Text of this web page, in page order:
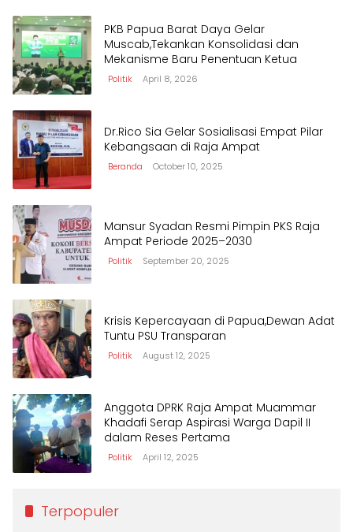
PKB Papua Barat Daya Gelar
Muscab,Tekankan Konsolidasi dan
Mekanisme Baru Penentuan Ketua
Politik April 8, 2026
Dr.Rico Sia Gelar Sosialisasi Empat Pilar
Kebangsaan di Raja Ampat
Beranda October 10, 2025
Mansur Syadan Resmi Pimpin PKS Raja
Ampat Periode 2025–2030
Politik September 20, 2025
Krisis Kepercayaan di Papua,Dewan Adat
Tuntu PSU Transparan
Politik August 12, 2025
Anggota DPRK Raja Ampat Muammar
Khadafi Serap Aspirasi Warga Dapil II
dalam Reses Pertama
Politik April 12, 2025
Terpopuler